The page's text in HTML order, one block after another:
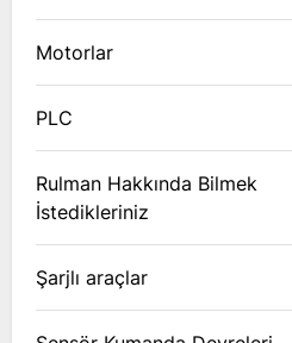
Motorlar
PLC
Rulman Hakkında Bilmek
İstedikleriniz
Şarjlı araçlar